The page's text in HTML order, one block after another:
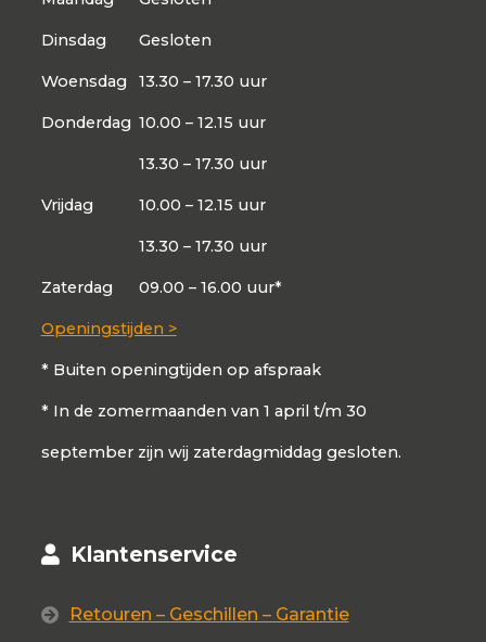
Dinsdag Gesloten
Woensdag 13.30 – 17.30 uur
Donderdag 10.00 – 12.15 uur
13.30 – 17.30 uur
Vrijdag 10.00 – 12.15 uur
13.30 – 17.30 uur
Zaterdag 09.00 – 16.00 uur*
Openingstijden >
* Buiten openingtijden op afspraak
* In de zomermaanden van 1 april t/m 30
september zijn wij zaterdagmiddag gesloten.
Klantenservice
Retouren – Geschillen – Garantie